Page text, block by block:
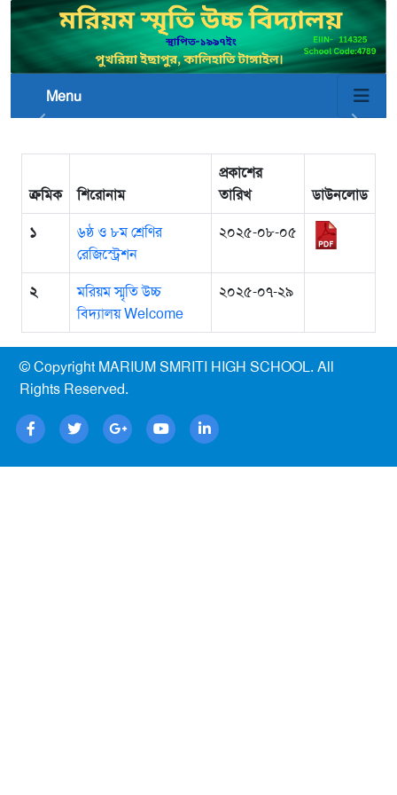
Menu
ক্রমিক শিরোনাম
প্রকাশের
তারিখ
ডাউনলোড
১
৬ষ্ঠ ও ৮ম শ্রেণির
রেজিস্ট্রেশন
২০২৫-০৮-০৫
২
মরিয়ম স্মৃতি উচ্চ
বিদ্যালয় Welcome
২০২৫-০৭-২৯
© Copyright MARIUM SMRITI HIGH SCHOOL. All
Rights Reserved.